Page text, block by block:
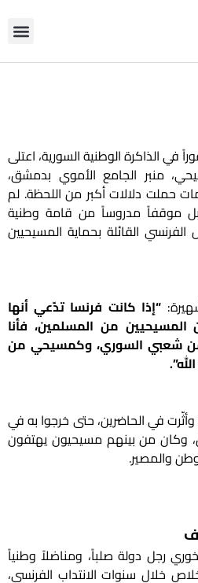
الذاكرة الوطنية السورية، اعتلى
منبر الجامع الأموي بدمشق،
حملت دلالات أكبر من اللحظة. لم
بل موقفاً مدروساً من قامة وطنية
القائلة بحماية المسيحيين
“إذا كانت فرنسا تدّعي أنها
المسيحيين من المسلمين، فأنا
شعبي السوري، وكمسيحي من
في الحاضرين، حتى خرجوا به في
من بينهم مسيحيون يهتفون
والمصير.
رجل دولة صلباً، ومناضلاً وطنياً
خلال سنوات الانتداب الفرنسي،